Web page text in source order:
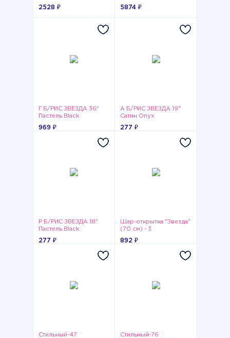
2528 ₽ 5874 ₽
Г Б/РИС ЗВЕЗДА 36"
Пастель Black
969 ₽
А Б/РИС ЗВЕЗДА 19"
Сатин Onyx
277 ₽
Р Б/РИС ЗВЕЗДА 18"
Пастель Black
277 ₽
Шар-открытка "Звезда"
(70 см) - 3
892 ₽
Стильный-47 Стильный-76